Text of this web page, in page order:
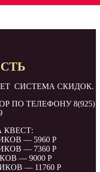
СИСТЕМА СКИДОК.
ПО ТЕЛЕФОНУ 8(925)
КВЕСТ:
— 5960 Р
— 7360 Р
— 9000 Р
— 11760 Р